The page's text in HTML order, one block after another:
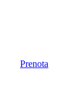
Prenota